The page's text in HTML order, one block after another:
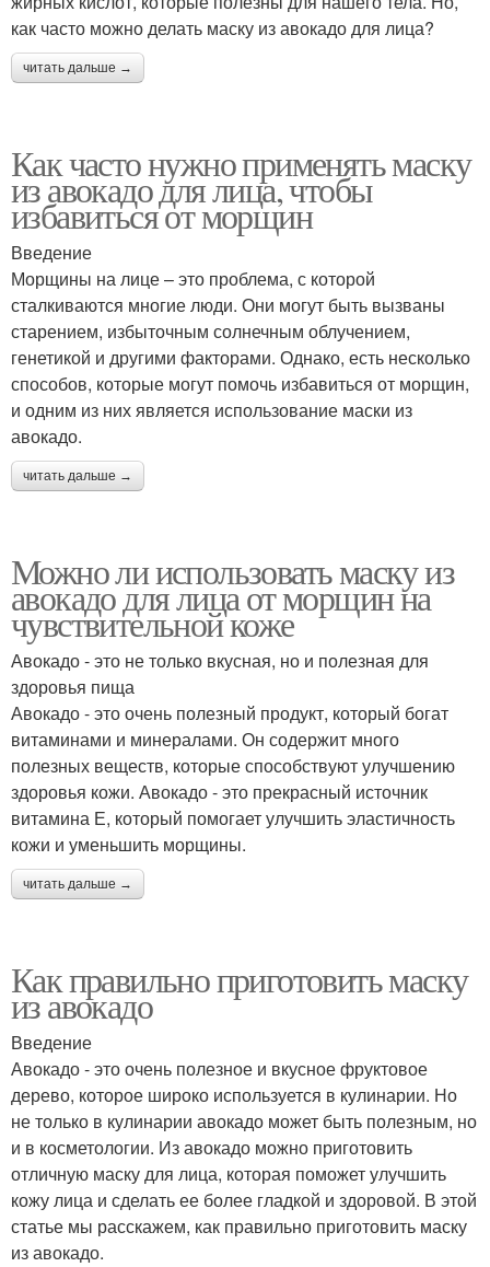
как часто можно делать маску из авокадо для лица?
читать дальше →
Как часто нужно применять маску
из авокадо для лица, чтобы
избавиться от морщин
Введение
Морщины на лице – это проблема, с которой
сталкиваются многие люди. Они могут быть вызваны
старением, избыточным солнечным облучением,
генетикой и другими факторами. Однако, есть несколько
способов, которые могут помочь избавиться от морщин,
и одним из них является использование маски из
авокадо.
читать дальше →
Можно ли использовать маску из
авокадо для лица от морщин на
чувствительной коже
Авокадо - это не только вкусная, но и полезная для
здоровья пища
Авокадо - это очень полезный продукт, который богат
витаминами и минералами. Он содержит много
полезных веществ, которые способствуют улучшению
здоровья кожи. Авокадо - это прекрасный источник
витамина Е, который помогает улучшить эластичность
кожи и уменьшить морщины.
читать дальше →
Как правильно приготовить маску
из авокадо
Введение
Авокадо - это очень полезное и вкусное фруктовое
дерево, которое широко используется в кулинарии. Но
не только в кулинарии авокадо может быть полезным, но
и в косметологии. Из авокадо можно приготовить
отличную маску для лица, которая поможет улучшить
кожу лица и сделать ее более гладкой и здоровой. В этой
статье мы расскажем, как правильно приготовить маску
из авокадо.